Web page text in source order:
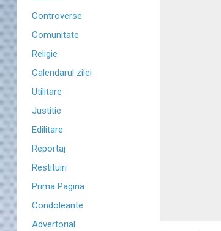
Controverse
Comunitate
Religie
Calendarul zilei
Utilitare
Justitie
Edilitare
Reportaj
Restituiri
Prima Pagina
Condoleante
Advertorial